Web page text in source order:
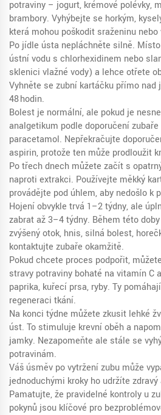
potraviny – jogurt, krémové polévky,
brambory. Vyhýbejte se horkým,
která mohou poškodit sraženinu
Po jídle ústa nepláchněte silně.
ústní vodu s chlorhexidinem nebo
sklenici vlažné vody) a lehce otřete
Vyhněte se zubní kartáčku přímo nad
48 hodin.
Bolest je normální, ale pokud je
analgetikum podle doporučení
paracetamol. Nepřekračujte
aspirin, protože ten může prodloužit
Po třech dnech můžete začít s
naproti extrakci. Používejte měkký
provádějte pod úhlem, aby nedošlo k
Hojení obvykle trvá 1–2 týdny, ale
zabrat až 3–4 týdny. Během této
zvýšený otok, hnis, silná bolest,
kontaktujte zubaře okamžitě.
Pokud chcete proces podpořit,
stravy potraviny bohaté na vitamín C
paprika, kuřecí prsa, ryby. Ty
regeneraci tkání.
Na konci týdne můžete zkusit lehké
úst. To stimuluje krevní oběh a
jamky. Nezapomeňte ale stále se
potravinám.
Váš úsměv po vytržení zubu může
jednoduchými kroky ho udržíte
Pamatujte, že pravidelné kontroly u
pokynů jsou klíčové pro